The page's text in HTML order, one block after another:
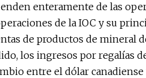
enteramente de las
de la IOC y su
de productos de mineral
los ingresos por regalías
entre el dólar